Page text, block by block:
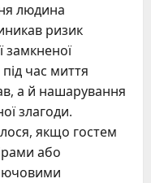
людина
ризик
замкненої
час миття
а й нашарування
злагоди.
якщо гостем
або